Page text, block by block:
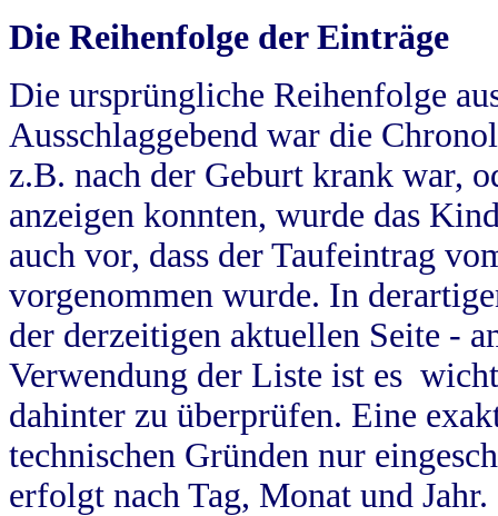
Die Reihenfolge der Einträge
Die ursprüngliche Reihenfolge
Ausschlaggebend war die
z.B. nach der Geburt krank war,
anzeigen konnten, wurde das
auch vor, dass der Taufeintrag
vorgenommen wurde. In
der derzeitigen aktuellen Seite -
Verwendung der Liste ist es
dahinter zu überprüfen. Eine
technischen Gründen nur
erfolgt nach Tag, Monat und Jahr.